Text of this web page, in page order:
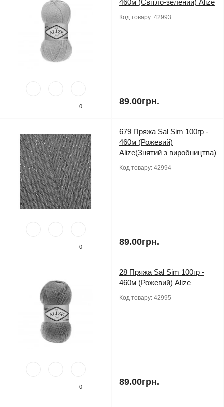
0
460м (Світло-зелений) Alize
Код товару: 42993
89.00грн.
0
679 Пряжа Sal Sim 100гр -
460м (Рожевий)
Alize(Знятий з виробництва)
Код товару: 42994
89.00грн.
0
28 Пряжа Sal Sim 100гр -
460м (Рожевий) Alize
Код товару: 42995
89.00грн.